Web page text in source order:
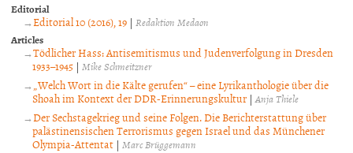
Editorial
Editorial 10 (2016), 19 |Redaktion Medaon
Articles
Tödlicher Hass: Antisemitismus und Judenverfolgung in Dresden
1933–1945 | Mike Schmeitzner
„Welch Wort in die Kälte gerufen“ – eine Lyrikanthologie über die
Shoah im Kontext der DDR-Erinnerungskultur |Anja Thiele
Der Sechstagekrieg und seine Folgen. Die Berichterstattung über
palästinensischen Terrorismus gegen Israel und das Münchener
Olympia-Attentat | Marc Brüggemann